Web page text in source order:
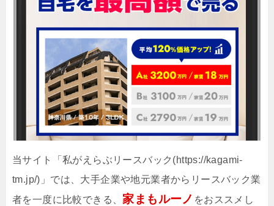
当サイト「私がえらぶリースバック(https://kagami-
tm.jp/)」では、大手企業や地元業者からリースバック業
者を一度に比較できる、家まもルーノ をおススメし